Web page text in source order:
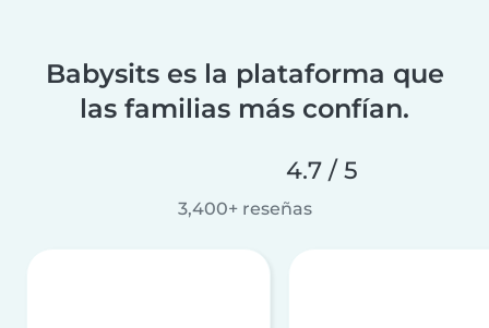
Babysits es la plataforma que
las familias más confían.
4.7 / 5
3,400+ reseñas